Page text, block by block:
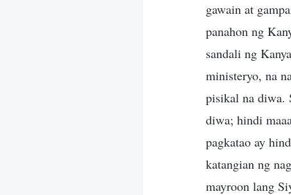
gawain at
panahon ng
sandali ng
ministeryo, na
pisikal na diwa.
diwa; hindi
pagkatao ay
katangian ng
mayroon lang